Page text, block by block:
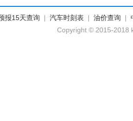
报15天查询 | 汽车时刻表 | 油价查询 |
Copyright © 2015-2018